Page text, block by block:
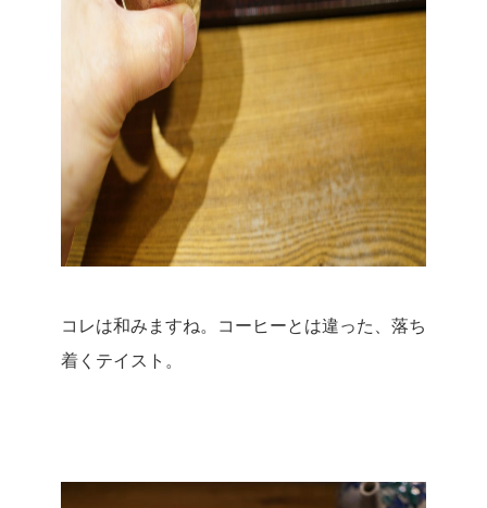
コレは和みますね。
コーヒーとは違った、落ち
着くテイスト。